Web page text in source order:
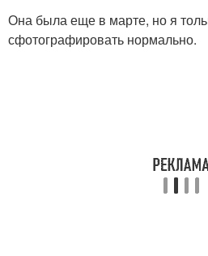
Она была еще в марте, но я
сфотографировать нормально.